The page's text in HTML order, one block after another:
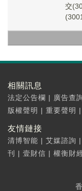
交
相關訊息
法定公告欄 | 廣告查
版權聲明 | 重要聲明 |
友情鏈接
清博智能 | 艾媒諮詢 |
刊
| 壹財信 | 權衡財